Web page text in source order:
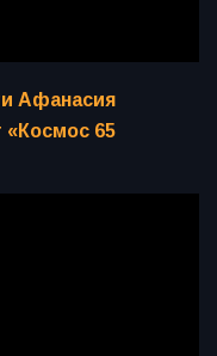
Афанасия
«Космос 65